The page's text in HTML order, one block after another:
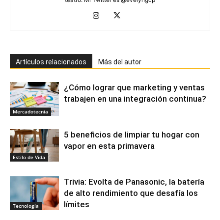
Artículos relacionados Más del autor
Mercadotecnia
¿Cómo lograr que marketing y ventas
trabajen en una integración continua?
Estilo de Vida
5 beneficios de limpiar tu hogar con
vapor en esta primavera
Tecnología
Trivia: Evolta de Panasonic, la batería
de alto rendimiento que desafía los
límites